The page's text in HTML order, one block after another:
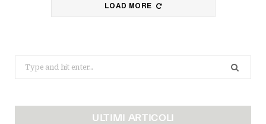
LOAD MORE
Search
for:
ULTIMI ARTICOLI